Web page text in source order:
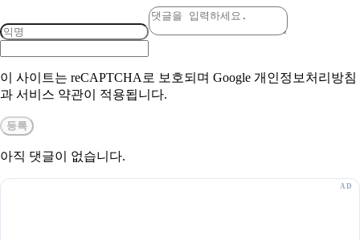
이 사이트는 reCAPTCHA로 보호되며 Google 개인정보처리방침
과 서비스 약관이 적용됩니다.
등록
아직 댓글이 없습니다.